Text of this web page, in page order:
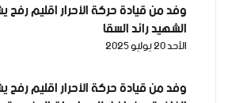
وفد من قيادة حركة الأحرار اقليم رفح
الشهيد رائد السقا
الأحد 20 يوليو 2025
وفد من قيادة حركة الأحرار اقليم رفح